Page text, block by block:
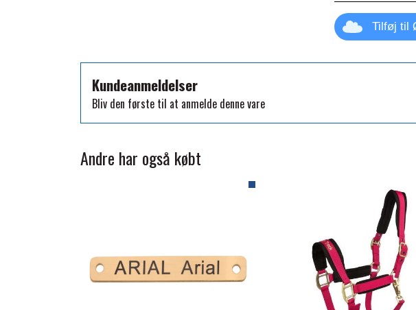
WALSH
ZILCO
QHP -BRANDS OF Q
Tilføj til
Kundeanmeldelser
Bliv den første til at anmelde denne vare
Andre har også købt